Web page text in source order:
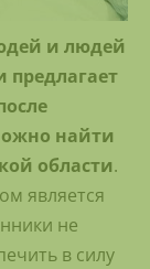
и людей
найти
области.
является
не
в силу